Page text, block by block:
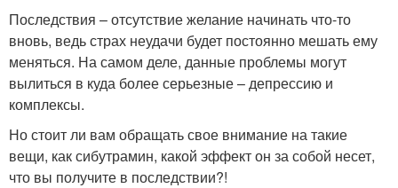
Последствия – отсутствие желание начинать что-то
вновь, ведь страх неудачи будет постоянно мешать ему
меняться. На самом деле, данные проблемы могут
вылиться в куда более серьезные – депрессию и
комплексы.
Но стоит ли вам обращать свое внимание на такие
вещи, как сибутрамин, какой эффект он за собой несет,
что вы получите в последствии?!